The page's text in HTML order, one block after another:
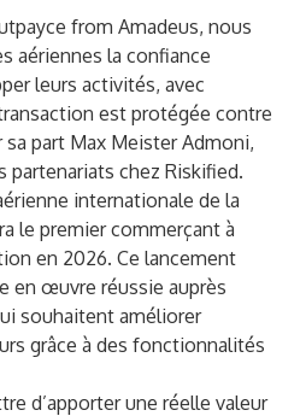
from Amadeus, nous
aériennes la confiance
leurs activités, avec
est protégée contre
part Max Meister Admoni,
partenariats chez Riskified.
internationale de la
le premier commerçant à
en 2026. Ce lancement
en œuvre réussie auprès
souhaitent améliorer
grâce à des fonctionnalités
d’apporter une réelle valeur